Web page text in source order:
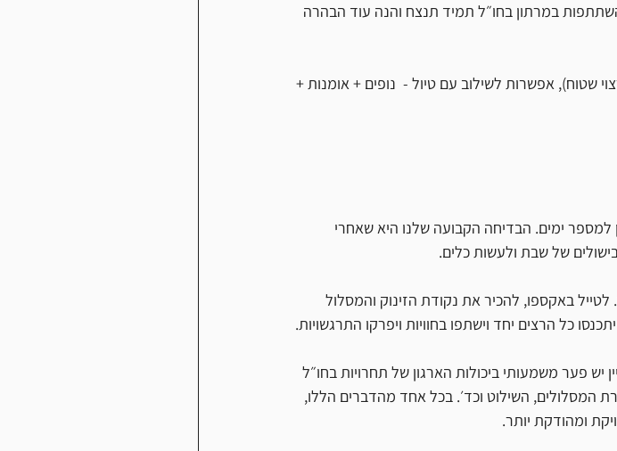
במרתון בחו״ל תמיד תנצח והנה עוד הבהרה
שטוח), אפשרות לשילוב עם טיול -  נופים + אומנות +
ימים. הבדיחה הקבועה שלנו היא שאחרי
של שבת ולעשות כלים.
באקספו, להכיר את נקודת הזינוק והמסלול
כל הרצים יחד וישתפו בחוויות ויפרקו התרגשויות.
יש פער משמעותי ביכולות הארגון של תחרויות בחו״ל
המסלולים, השילוט וכד׳. בכל אחד מהדברים הללו,
ומהודקת יותר.